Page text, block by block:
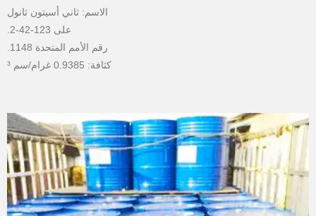
الاسم: ثاني أسيتون ثانول
على 123-42-2.
رقم الأمم المتحدة 1148.
كثافة: 0.9385 غرام/سم ³
نقطة الوميض: ° 56 ج